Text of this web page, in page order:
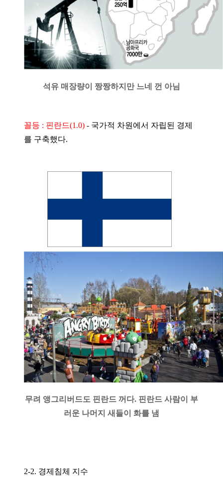
석유 매장량이 짱짱하지만 느네 껀 아님
꼴등 : 핀란드(1.0) - 국가적 차원에서 자립된 경제
를 구축했다.
무려 앵그리버드도 핀란드 꺼다. 핀란드 사람이 부
러운 나머지 새들이 화를 냄
2-2. 경제침체 지수